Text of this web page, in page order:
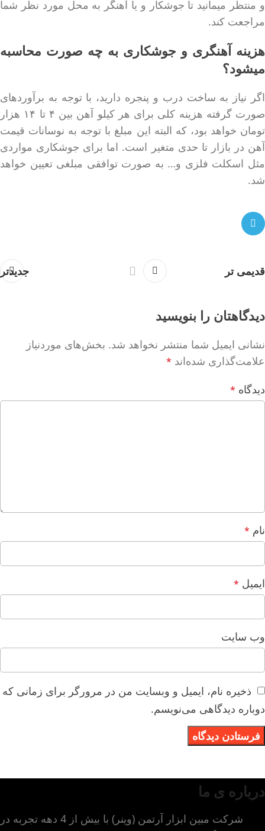
و منتظر میمانید تا جوشکار و یا آهنگر به محل مورد نظر شما
مراجعت کند.
هزینه آهنگری و جوشکاری به چه صورت محاسبه
میشود؟
اگر نیاز به ساخت درب و پنجره دارید، با توجه به برآوردهای
صورت گرفته هزینه کلی برای هر کیلو آهن بین ۴ تا ۱۴ هزار
تومان خواهد بود، که البته این مبلغ با توجه به نوسانات قیمت
آهن در بازار تا حدی متغیر است. اما برای جوشکاری مواردی
مثل اسکلت فلزی و… به صورت توافقی مبلغی تعیین خواهد
شد.
جدیدتر قدیمی تر
دیدگاهتان را بنویسید
نشانی ایمیل شما منتشر نخواهد شد. بخش‌های موردنیاز
علامت‌گذاری شده‌اند *
دیدگاه *
نام *
ایمیل *
وب‌ سایت
ذخیره نام، ایمیل و وبسایت من در مرورگر برای زمانی که
دوباره دیدگاهی می‌نویسم.
درباره ی ما
شرکت مبین ابزار آرتمن (وینر) با بیش از 4 دهه تجربه در